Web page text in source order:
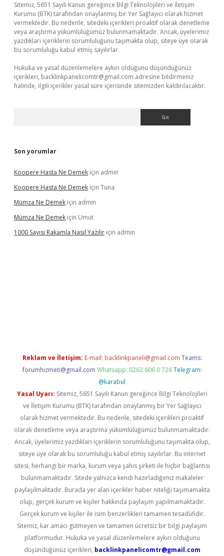
Sitemiz, 5651 Sayılı Kanun gereğince Bilgi Teknolojileri ve İletişim
Kurumu (BTK) tarafından onaylanmış bir Yer Sağlayıcı olarak hizmet
vermektedir. Bu nedenle, sitedeki içerikleri proaktif olarak denetleme
veya araştırma yükümlülüğümüz bulunmamaktadır. Ancak, üyelerimiz
yazdıkları içeriklerin sorumluluğunu taşımakta olup, siteye üye olarak
bu sorumluluğu kabul etmiş sayılırlar.
Hukuka ve yasal düzenlemelere aykırı olduğunu düşündüğünüz
içerikleri, backlinkpanelicomtr@gmail.com adresine bildirmeniz
halinde, ilgili içerikler yasal süre içerisinde sitemizden kaldırılacaktır.
Son yorumlar
Koopere Hasta Ne Demek için admin
Koopere Hasta Ne Demek için Tuna
Mümza Ne Demek için admin
Mümza Ne Demek için Umut
1000 Sayısı Rakamla Nasıl Yazılır için admin
Reklam ve İletişim: E-mail: backlinkpaneli@gmail.com Teams:
forumhizmeti@gmail.com Whatsapp: 0262 606 0 726 Telegram:
@karabul
Yasal Uyarı: Sitemiz, 5651 Sayılı Kanun gereğince Bilgi Teknolojileri
ve İletişim Kurumu (BTK) tarafından onaylanmış bir Yer Sağlayıcı
olarak hizmet vermektedir. Bu nedenle, sitedeki içerikleri proaktif
olarak denetleme veya araştırma yükümlülüğümüz bulunmamaktadır.
Ancak, üyelerimiz yazdıkları içeriklerin sorumluluğunu taşımakta olup,
siteye üye olarak bu sorumluluğu kabul etmiş sayılırlar. Bu internet
sitesi, herhangi bir marka, kurum veya şahıs şirketi ile hiçbir bağlantısı
bulunmamaktadır. Sitede yalnızca kendi hazırladığımız makaleler
paylaşılmaktadır. Burada yer alan içerikler haber niteliği taşımamakta
olup, gerçek kurum ve kişiler hakkında paylaşım yapılmamaktadır.
Gerçek kurum ve kişiler ile isim benzerlikleri tamamen tesadüfidir.
Sitemiz, kar amacı gütmeyen ve tamamen ücretsiz bir bilgi paylaşım
platformudur. Hukuka ve yasal düzenlemelere aykırı olduğunu
düşündüğünüz içerikleri, backlinkpanelicomtr@gmail.com